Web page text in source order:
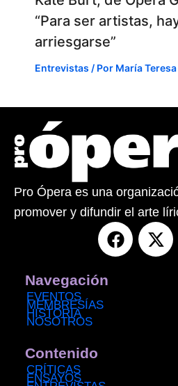
“Para ser artistas,
arriesgarse”
Entrevistas / Por María
Pro Ópera es una
promover y difundir el arte
F
a
X
-
Navegación
EVENTOS
MEMBRESÍAS
HISTORIA
NOSOTROS
Contenido
CRÍTICAS
ENSAYOS